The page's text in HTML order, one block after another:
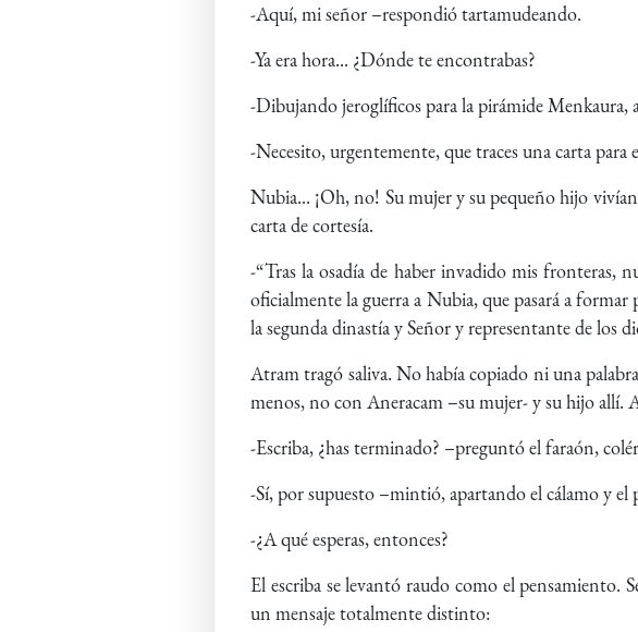
-Aquí, mi señor –respondió tartamudeando.
-Ya era hora... ¿Dónde te encontrabas?
-Dibujando jeroglíficos para la pirámide Menkaura,
-Necesito, urgentemente, que traces una carta para
Nubia... ¡Oh, no! Su mujer y su pequeño hijo
carta de cortesía.
-“Tras la osadía de haber invadido mis fronteras,
oficialmente la guerra a Nubia, que pasará a
la segunda dinastía y Señor y representante de los
Atram tragó saliva. No había copiado ni una
menos, no con Aneracam –su mujer- y su hijo allí.
-Escriba, ¿has terminado? –preguntó el faraón,
-Sí, por supuesto –mintió, apartando el cálamo y el
-¿A qué esperas, entonces?
El escriba se levantó raudo como el pensamiento.
un mensaje totalmente distinto: